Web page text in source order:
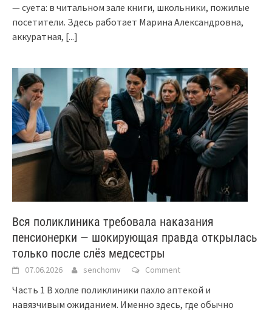
— суета: в читальном зале книги, школьники, пожилые
посетители. Здесь работает Марина Александровна,
аккуратная, [...]
Вся поликлиника требовала наказания
пенсионерки — шокирующая правда открылась
только после слёз медсестры
07.06.2026 senchomv Comment
Часть 1 В холле поликлиники пахло аптекой и
навязчивым ожиданием. Именно здесь, где обычно